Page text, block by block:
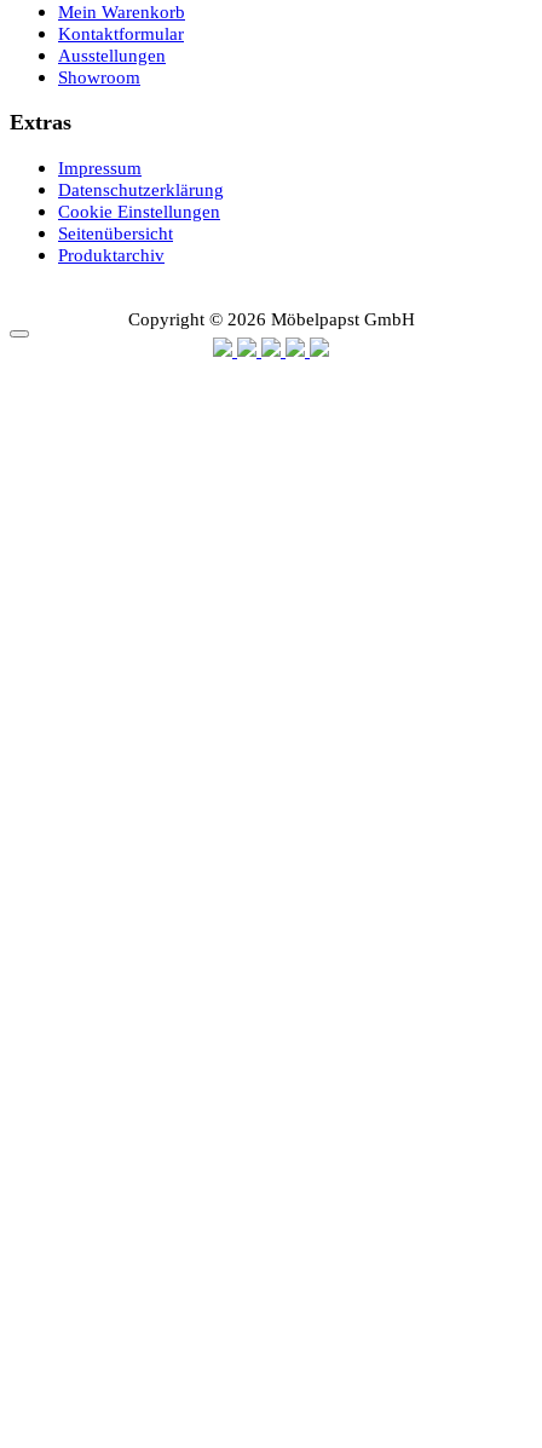
Mein Warenkorb
Kontaktformular
Ausstellungen
Showroom
Extras
Impressum
Datenschutzerklärung
Cookie Einstellungen
Seitenübersicht
Produktarchiv
Copyright © 2026 Möbelpapst GmbH